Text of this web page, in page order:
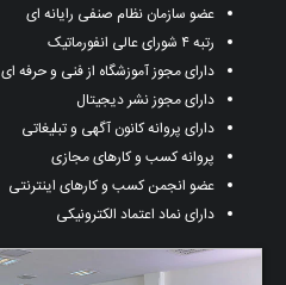
عضو سازمان نظام صنفی رایانه ای
رتبه ۴ شورای عالی انفورماتیک
دارای مجوز آموزشگاه از فنی و حرفه ای
دارای مجوز نشر دیجیتال
دارای پروانه کانون آگهی و تبلیغاتی
پروانه کسب و کارهای مجازی
عضو انجمن کسب و کارهای اینترنتی
دارای نماد اعتماد الکترونیکی